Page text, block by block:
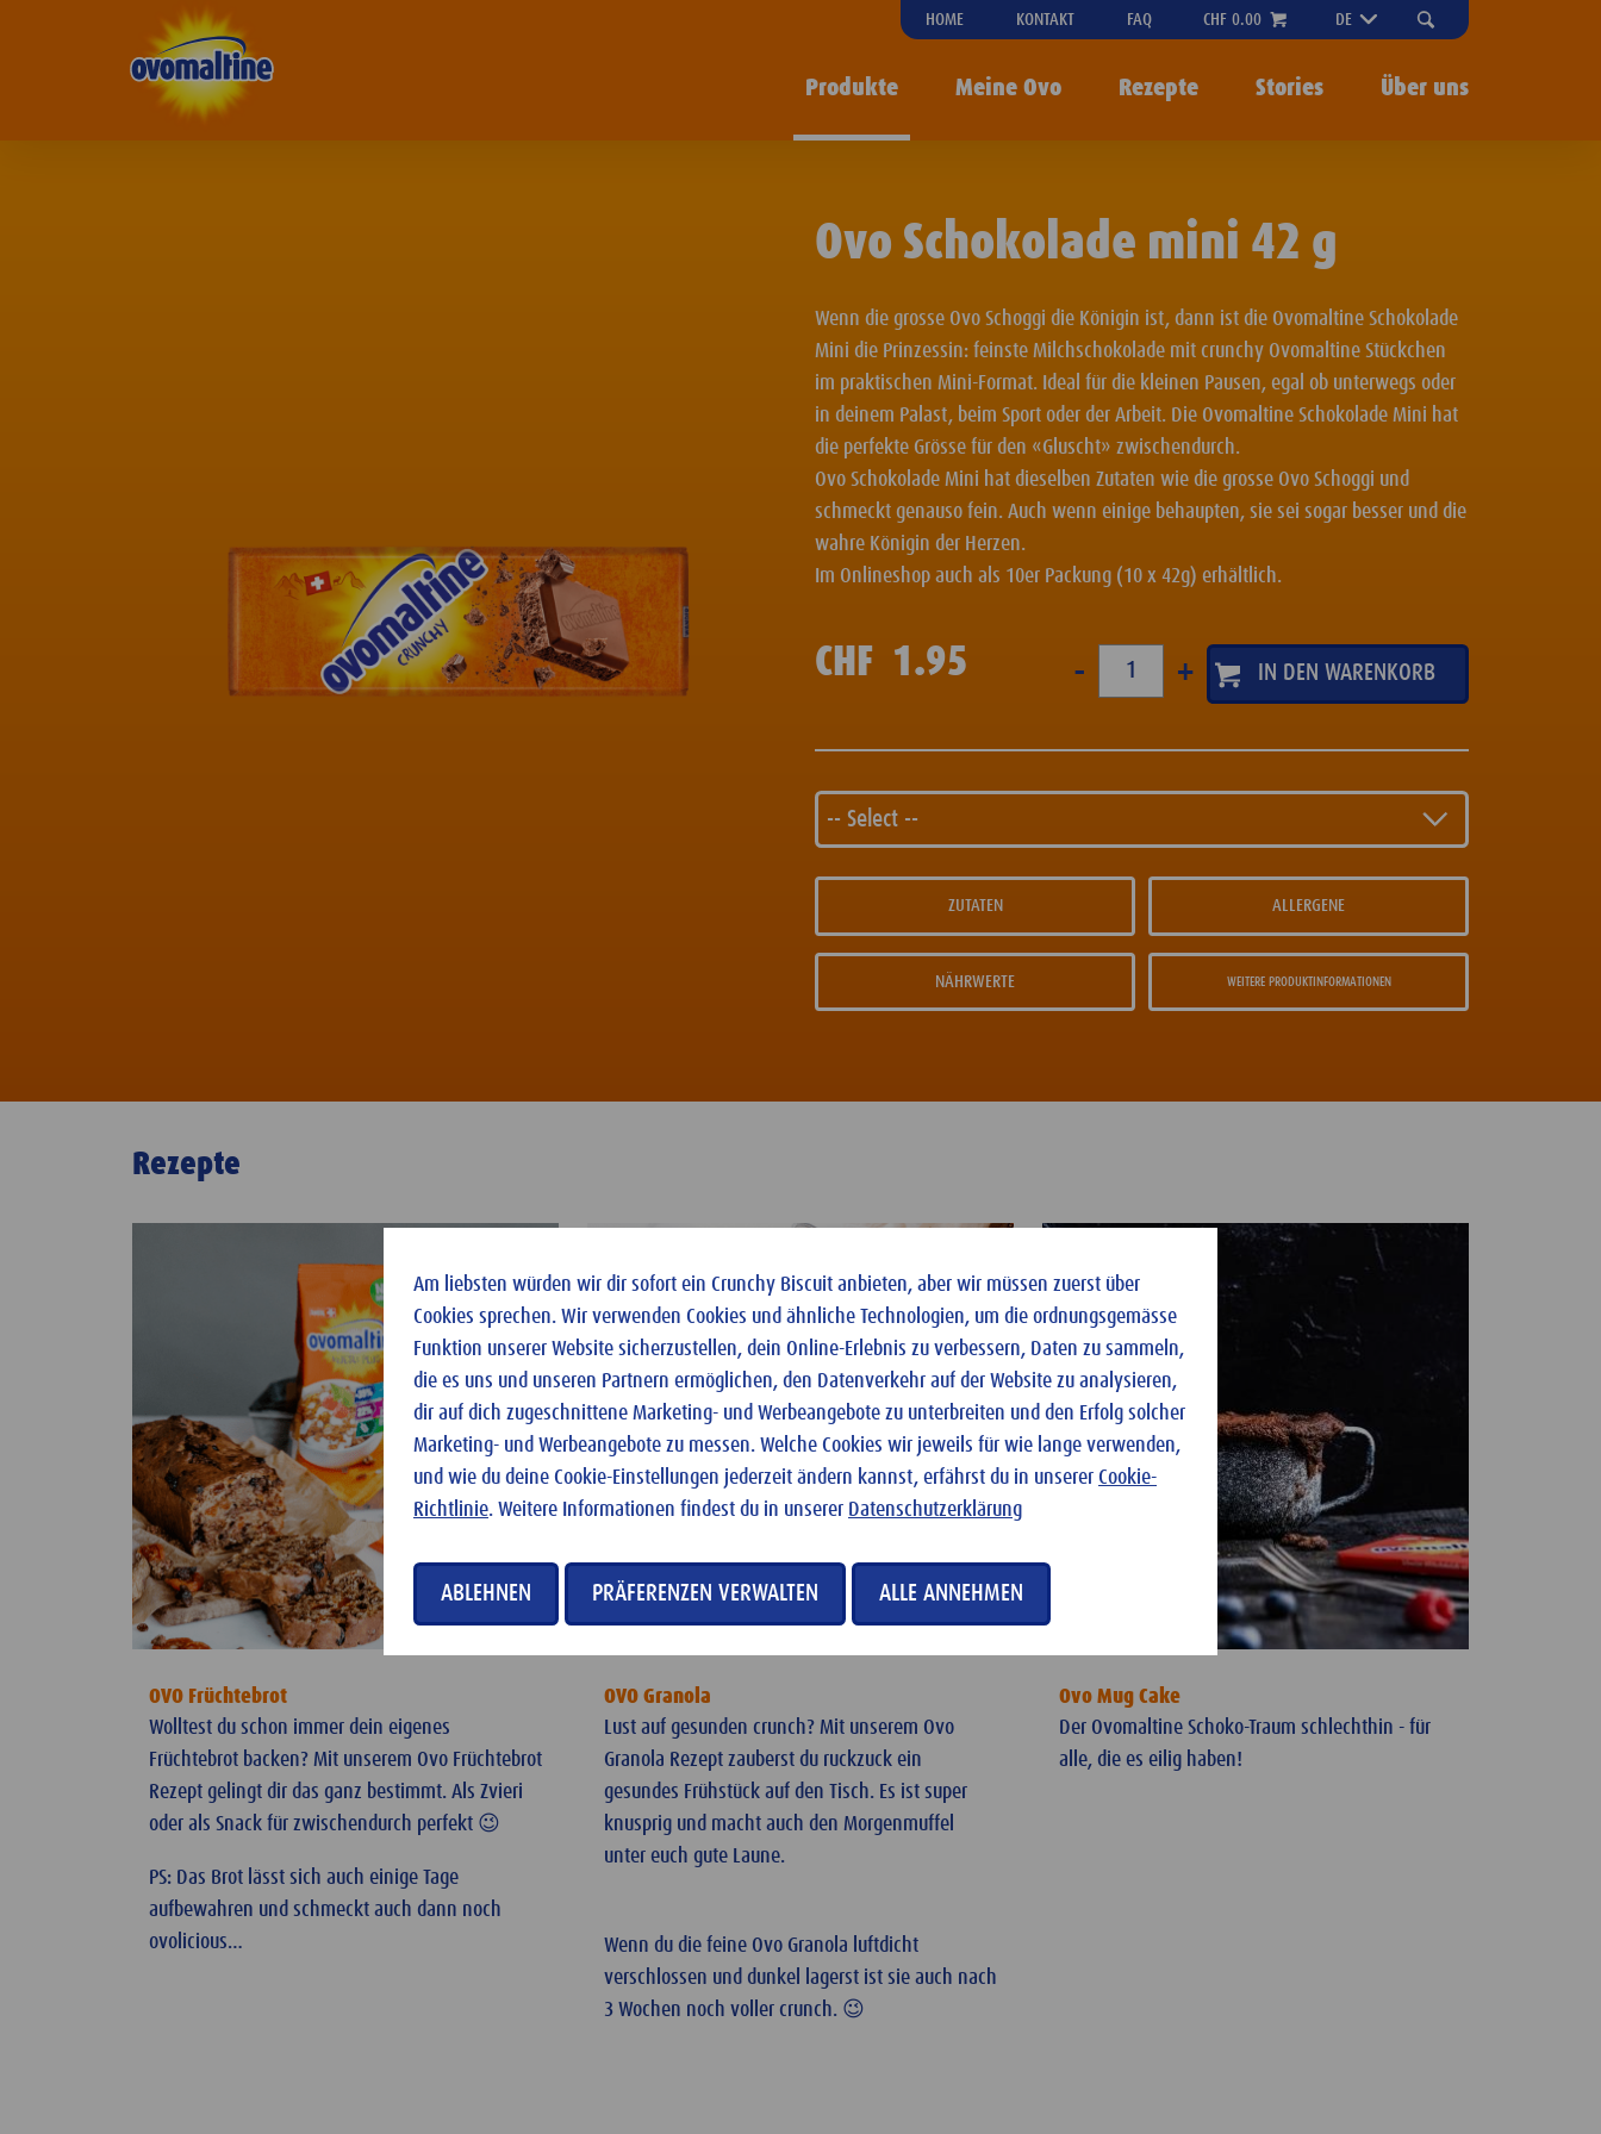
HOME KONTAKT FAQ CHF 0.00 DE
"OPEN
SEARCH-
MENU
Produkte Meine Ovo Rezepte Stories Über uns
Ovo Schokolade mini 42 g
Wenn die grosse Ovo Schoggi die Königin ist, dann ist die Ovomaltine Schokolade
Mini die Prinzessin: feinste Milchschokolade mit crunchy Ovomaltine Stückchen
im praktischen Mini-Format. Ideal für die kleinen Pausen, egal ob unterwegs oder
in deinem Palast, beim Sport oder der Arbeit. Die Ovomaltine Schokolade Mini hat
die perfekte Grösse für den «Gluscht» zwischendurch.
Ovo Schokolade Mini hat dieselben Zutaten wie die grosse Ovo Schoggi und
schmeckt genauso fein. Auch wenn einige behaupten, sie sei sogar besser und die
wahre Königin der Herzen.
Im Onlineshop auch als 10er Packung (10 x 42g) erhältlich.
CHF 1.95 - +
-- Select --
ZUTATEN ALLERGENE
NÄHRWERTE WEITERE PRODUKTINFORMATIONEN
Rezepte
OVO Früchtebrot
Wolltest du schon immer dein eigenes
Früchtebrot backen? Mit unserem Ovo Früchtebrot
Rezept gelingt dir das ganz bestimmt. Als Zvieri
oder als Snack für zwischendurch perfekt 😉
PS: Das Brot lässt sich auch einige Tage
aufbewahren und schmeckt auch dann noch
ovolicious…
OVO Granola
Lust auf gesunden crunch? Mit unserem Ovo
Granola Rezept zauberst du ruckzuck ein
gesundes Frühstück auf den Tisch. Es ist super
knusprig und macht auch den Morgenmuffel
unter euch gute Laune.
Wenn du die feine Ovo Granola luftdicht
verschlossen und dunkel lagerst ist sie auch nach
3 Wochen noch voller crunch. 😉
Ovo Mug Cake
Der Ovomaltine Schoko-Traum schlechthin - für
alle, die es eilig haben!
Am liebsten würden wir dir sofort ein Crunchy Biscuit anbieten, aber wir müssen zuerst über
Cookies sprechen. Wir verwenden Cookies und ähnliche Technologien, um die ordnungsgemässe
Funktion unserer Website sicherzustellen, dein Online-Erlebnis zu verbessern, Daten zu sammeln,
die es uns und unseren Partnern ermöglichen, den Datenverkehr auf der Website zu analysieren,
dir auf dich zugeschnittene Marketing- und Werbeangebote zu unterbreiten und den Erfolg solcher
Marketing- und Werbeangebote zu messen. Welche Cookies wir jeweils für wie lange verwenden,
und wie du deine Cookie-Einstellungen jederzeit ändern kannst, erfährst du in unserer Cookie-
Richtlinie. Weitere Informationen findest du in unserer Datenschutzerklärung
ABLEHNEN PRÄFERENZEN VERWALTEN ALLE ANNEHMEN